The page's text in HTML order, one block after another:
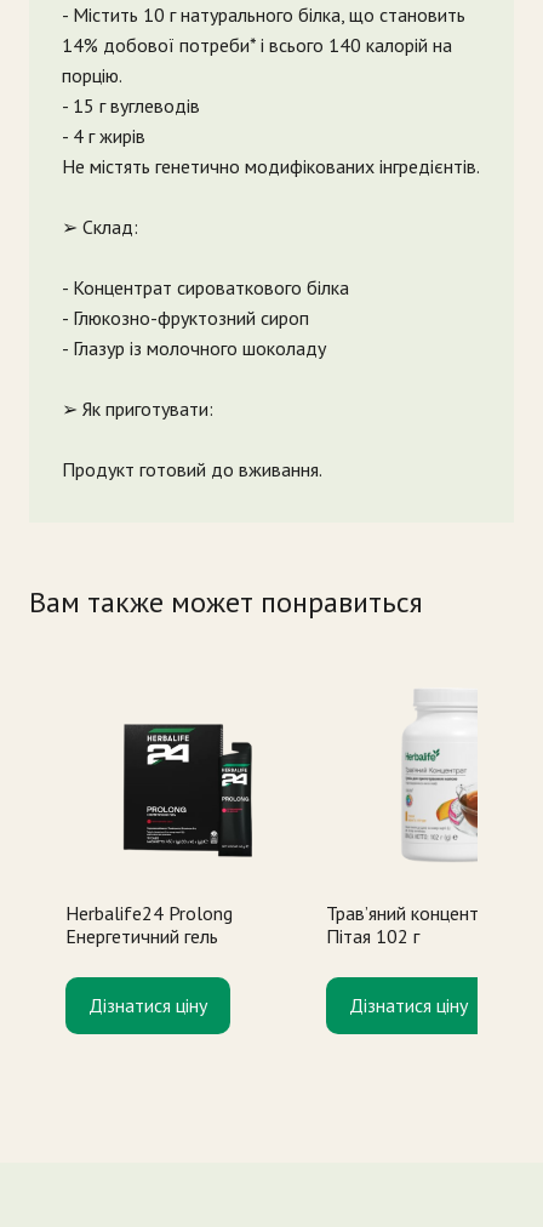
- Містить 10 г натурального білка, що становить
14% добової потреби* і всього 140 калорій на
порцію.
- 15 г вуглеводів
- 4 г жирів
Не містять генетично модифікованих інгредієнтів.
➢ Склад:
- Концентрат сироваткового білка
- Глюкозно-фруктозний сироп
- Глазур із молочного шоколаду
➢ Як приготувати:
Продукт готовий до вживання.
Вам также может понравиться
Herbalife24 Prolong
Енергетичний гель
Дізнатися ціну
Трав’яний концентрат
Пітая 102 г
Дізнатися ціну